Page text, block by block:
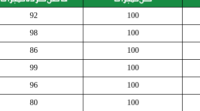
100
92
100
98
100
86
100
99
100
96
100
80